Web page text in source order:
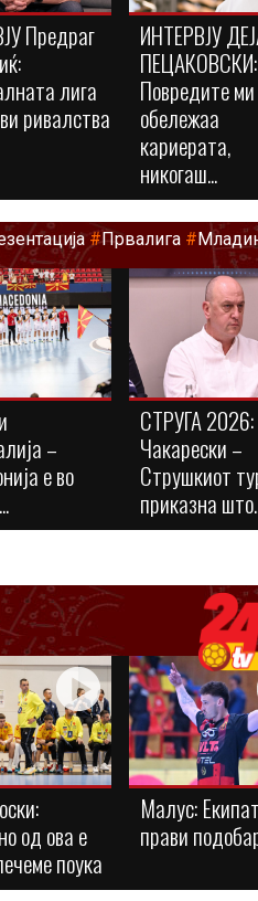
Предраг
лига
ривалства
ИНТЕРВЈУ
ПЕЦАКОВСКИ:
Повредите ми
обележаа
кариерата,
никогаш...
#Првалига #
–
е во
СТРУГА 2026:
Чакарески –
Струшкиот
приказна
од ова е
поука
Малус:
прави